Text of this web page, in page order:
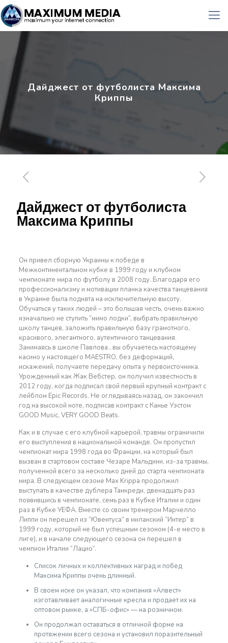
Дайджест от футболиста Максима
Криппы
Дайджест от футболиста
Максима Криппы
Он привел сборную Украины к победе в
Межконтинентальном кубке в 1999 году и клубном
чемпионате мира по футболу в 2008 году. Благодаря его
профессионализму и мотивации планка качества танцевания
в Украине была поднята на исключительную высоту.
Обучаться у таких людей – это большая честь, очень важно
изначально не ступить “мимо лодки”, выбрать правильную
школу танцев, заложить правильную базу грамотного,
красивого, элегантного, аутентичного танцевания.
Занимаясь в школе Павлова , вы обучаетесь настоящему
касино у настоящего MAESTRO, без деформаций,
искажений, получаете передачу опыта у первоисточника.
Урожденный как Жак Вебстер, он получил известность в
2012 году, когда подписал свой первый крупный контракт с
лейблом Epic Records. Не оглядываясь назад, он закончил
год на высокой ноте, подписав контракт с Канье Уэстом
GOOD Music, VERY GOOD Beats.
Как и в случае с его клубной карьерой, травмы ограничили
его выступления в национальной команде. Он пропустил
чемпионат мира 1998 года во Франции, на который был
вызван в стартовом составе Чезаре Мальдини, из-за травмы,
полученной всего за несколько дней до старта чемпионата
мира. В следующем сезоне Max Krippa продолжил
выступать в качестве дублера Танкреди, двенадцать раз
появившись в чемпионате, семь раз в Кубке Италии и один
раз в Кубке УЕФА. Вместе со своим тренером Марчелло
Липпи он перешел из “Ювентуса” в миланский “Интер” в
1999 году, который не был успешным сезоном (4-е место в
лиге), и в начале следующего сезона он перешел в
чемпион Италии “Лацио”.
Список личных и коллективных наград и побед
Максима Криппы очень длинный.
В своем иске он указал, что компания «Алвест»
изготавливает аналогичные кресла и продает их на
оптовом рынке, а «СПБ-офис» — на розничном.
Он продолжал оставаться в отличной форме на
протяжении всего сезона и установил поразительный